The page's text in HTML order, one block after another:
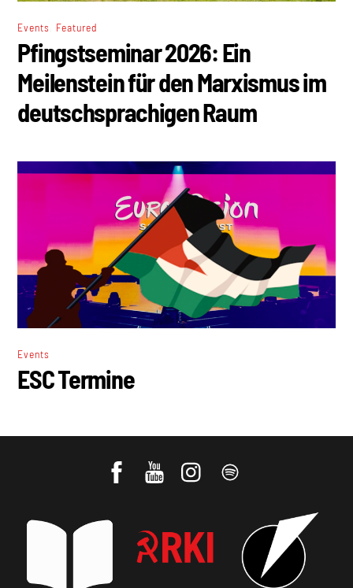
Events Featured
Pfingstseminar 2026: Ein
Meilenstein für den Marxismus im
deutschsprachigen Raum
Events
ESC Termine